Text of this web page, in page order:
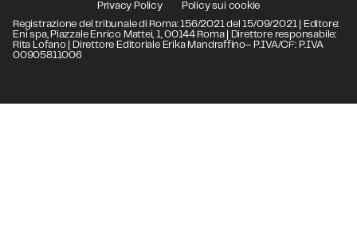
Privacy Policy
Policy sui cookie
Registrazione del tribunale di Roma: 156/2021 del 15/09/2021 | Editore:
Eni spa, Piazzale Enrico Mattei, 1, 00144 Roma | Direttore responsabile:
Rita Lofano | Direttore Editoriale Erika Mandraffino– P.IVA/CF: P.IVA
00905811006